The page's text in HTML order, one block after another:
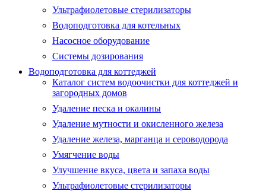
Ультрафиолетовые стерилизаторы
Водоподготовка для котельных
Насосное оборудование
Системы дозирования
Водоподготовка для коттеджей
Каталог систем водоочистки для коттеджей и
загородных домов
Удаление песка и окалины
Удаление мутности и окисленного железа
Удаление железа, марганца и сероводорода
Умягчение воды
Улучшение вкуса, цвета и запаха воды
Ультрафиолетовые стерилизаторы